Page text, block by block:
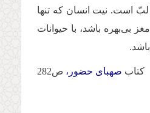
لبّ است. نیت انسان که تنها
بی‌بهره باشد، با حیوانات
کتاب صهبای حضور، ص282